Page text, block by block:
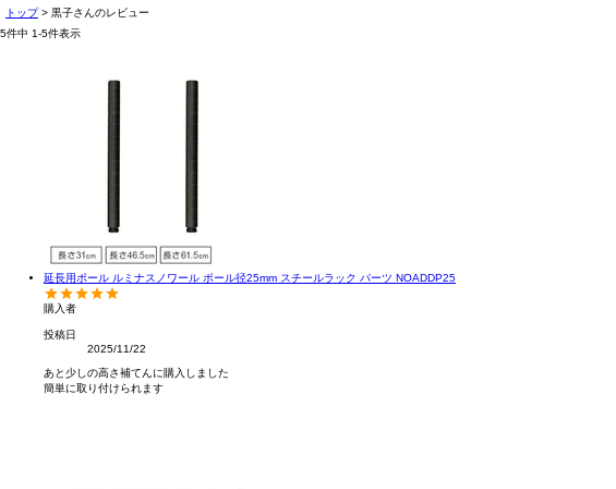
トップ
黒子さんのレビュー
5件中 1-5件表示
延長用ポール ルミナスノワール ポール径25mm スチールラック パーツ NOADDP25
購入者
投稿日
2025/11/22
あと少しの高さ補てんに購入しました
簡単に取り付けられます